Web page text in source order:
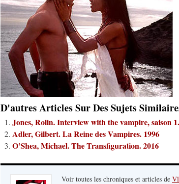
D'autres Articles Sur Des Sujets
Jones, Rolin. Interview with the vampire, saison
Adler, Gilbert. La Reine des Vampires. 1996
O’Shea, Michael. The Transfiguration. 2016
Voir toutes les chroniques et articles de